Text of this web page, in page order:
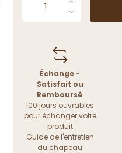
Échange -
Satisfait ou
Remboursé
100 jours ouvrables
pour échanger votre
produit
Guide de l'entretien
du chapeau